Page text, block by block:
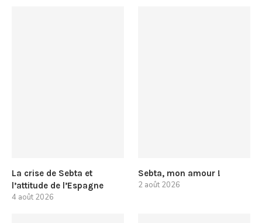
La crise de Sebta et
l’attitude de l’Espagne
4 août 2026
Sebta, mon amour !
2 août 2026